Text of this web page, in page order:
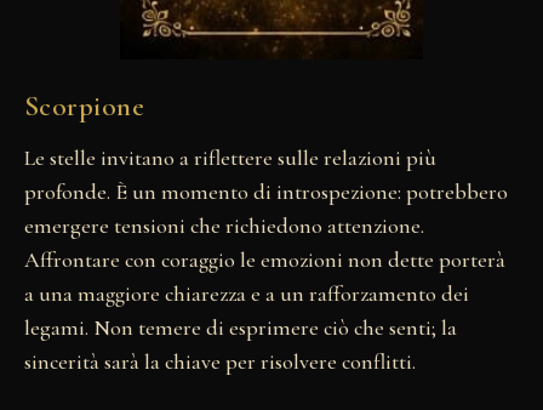
Scorpione
Le stelle invitano a riflettere sulle relazioni più
profonde. È un momento di introspezione: potrebbero
emergere tensioni che richiedono attenzione.
Affrontare con coraggio le emozioni non dette porterà
a una maggiore chiarezza e a un rafforzamento dei
legami. Non temere di esprimere ciò che senti; la
sincerità sarà la chiave per risolvere conflitti.